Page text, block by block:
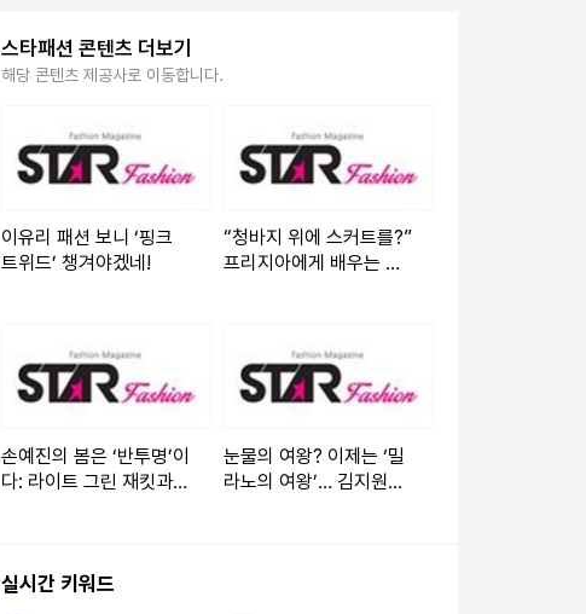
스타패션 콘텐츠 더보기
해당 콘텐츠 제공사로 이동합니다.
이유리 패션 보니 ‘핑크
트위드’ 챙겨야겠네!
“청바지 위에 스커트를?”
프리지아에게 배우는 역
손예진의 봄은 ‘반투명’이
다: 라이트 그린 재킷과
눈물의 여왕? 이제는 ‘밀
라노의 여왕’… 김지원이
실시간 키워드